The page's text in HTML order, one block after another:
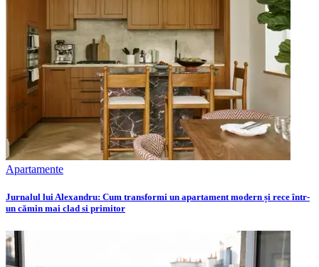
Apartamente
Jurnalul lui Alexandru: Cum transformi un apartament modern și rece într-
un cămin mai clad si primitor